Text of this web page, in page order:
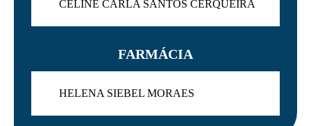
CELINE CARLA SANTOS CERQUEIRA
FARMÁCIA
HELENA SIEBEL MORAES